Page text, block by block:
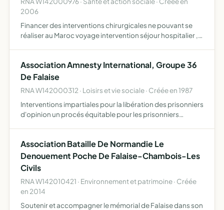
2006
Financer des interventions chirurgicales ne pouvant se
réaliser au Maroc voyage intervention séjour hospitalier ,
Association Amnesty International, Groupe 36
De Falaise
RNA W142000312 · Loisirs et vie sociale · Créée en 1987
Interventions impartiales pour la libération des prisonniers
d'opinion un procés équitable pour les prisonniers
Association Bataille De Normandie Le
Denouement Poche De Falaise-Chambois-Les
Civils
RNA W142010421 · Environnement et patrimoine · Créée
en 2014
Soutenir et accompagner le mémorial de Falaise dans son